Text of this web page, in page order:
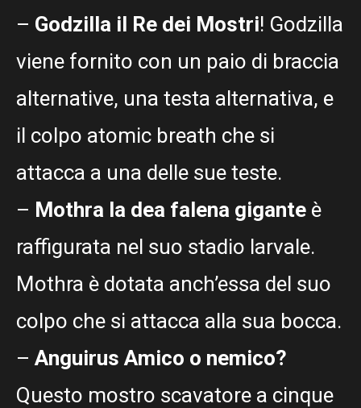
– Godzilla il Re dei Mostri! Godzilla
viene fornito con un paio di braccia
alternative, una testa alternativa, e
il colpo atomic breath che si
attacca a una delle sue teste.
– Mothra la dea falena gigante è
raffigurata nel suo stadio larvale.
Mothra è dotata anch’essa del suo
colpo che si attacca alla sua bocca.
– Anguirus Amico o nemico?
Questo mostro scavatore a cinque